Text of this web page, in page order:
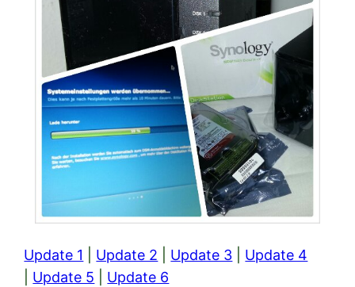
Update 1 Update 2 Update 3
Update 4
Update 5 Update 6